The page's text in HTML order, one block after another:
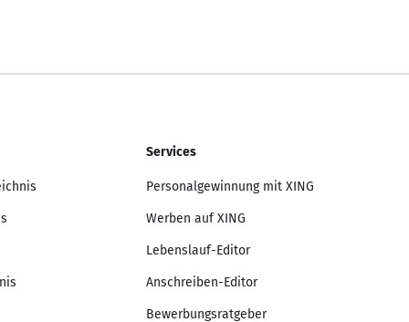
Services
Personalgewinnung mit XING
Werben auf XING
Lebenslauf-Editor
Anschreiben-Editor
Bewerbungsratgeber